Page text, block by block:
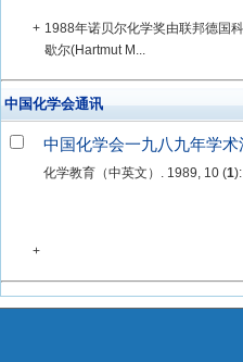
+ 1988年诺贝尔化学奖由联邦德国
歇尔(Hartmut M...
中国化学会通讯
中国化学会一九八九年学术
化学教育（中英文）. 1989, 10 (1
+